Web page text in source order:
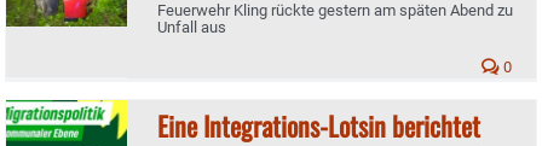
Feuerwehr Kling rückte gestern am späten Abend zu
Unfall aus
0
Eine Integrations-Lotsin berichtet